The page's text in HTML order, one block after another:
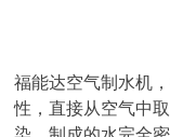
福能达空气制水机
性，直接从空气中